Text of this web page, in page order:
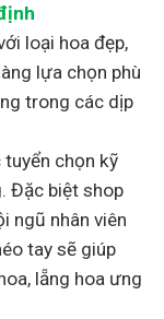
loại hoa đẹp,
lựa chọn phù
trong các dịp
chọn kỹ
. Đặc biệt shop
ngũ nhân viên
tay sẽ giúp
lẵng hoa ưng